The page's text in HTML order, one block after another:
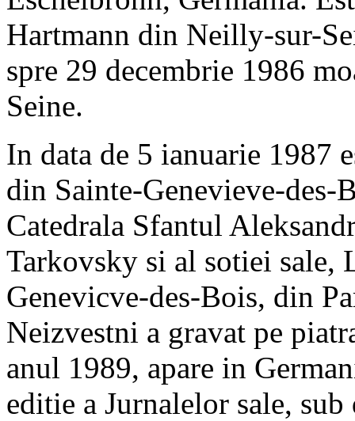
Hartmann din Neilly-sur-
spre 29 decembrie 1986
Seine.
In data de 5 ianuarie 1987
din Sainte-Genevieve-
Catedrala Sfantul
Tarkovsky si al sotiei sale,
Genevicve-des-Bois, din
Neizvestni a gravat pe
anul 1989, apare in
editie a Jurnalelor sale,